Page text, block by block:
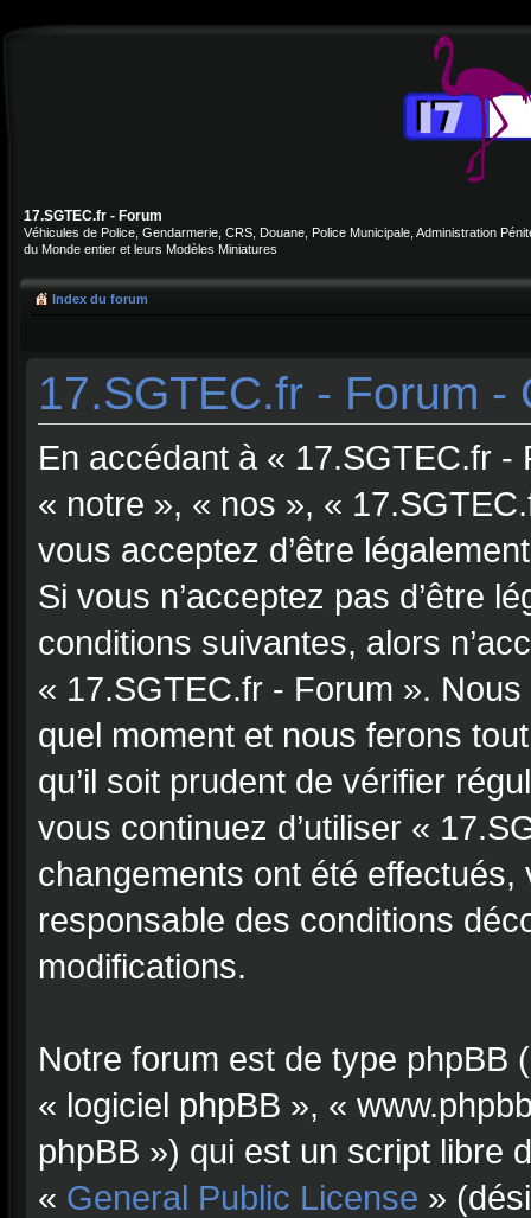
17.SGTEC.fr - Forum
Véhicules de Police, Gendarmerie, CRS, Douane, Police Municipale, Administration
du Monde entier et leurs Modèles Miniatures
Index du forum
17.SGTEC.fr - Forum -
En accédant à « 17.SGTEC.fr
« notre », « nos », «
vous acceptez d’être
Si vous n’acceptez pas d’être
conditions suivantes, alors
« 17.SGTEC.fr - Forum ».
quel moment et nous ferons
qu’il soit prudent de vérifier
vous continuez d’utiliser «
changements ont été effectués,
responsable des conditions
modifications.
Notre forum est de type phpBB
« logiciel phpBB », «
phpBB ») qui est un script libre
« General Public License »